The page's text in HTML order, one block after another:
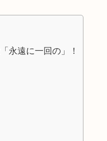
永遠に一回の」！